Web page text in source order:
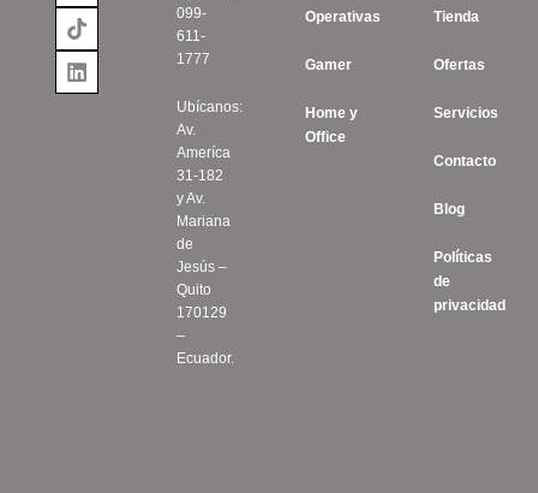
099-
611-
1777
Ubícanos:
Av.
Ameríca
31-182
y Av.
Mariana
de
Jesús –
Quito
170129
–
Ecuador.
Operativas
Gamer
Home y
Office
Tienda
Ofertas
Servicios
Contacto
Blog
Políticas
de
privacidad